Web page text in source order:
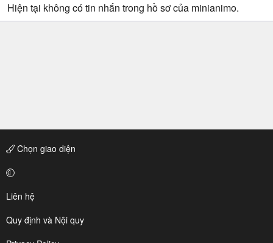
Hiện tại không có tin nhắn trong hồ sơ của minianimo.
Chọn giao diện
Liên hệ
Quy định và Nội quy